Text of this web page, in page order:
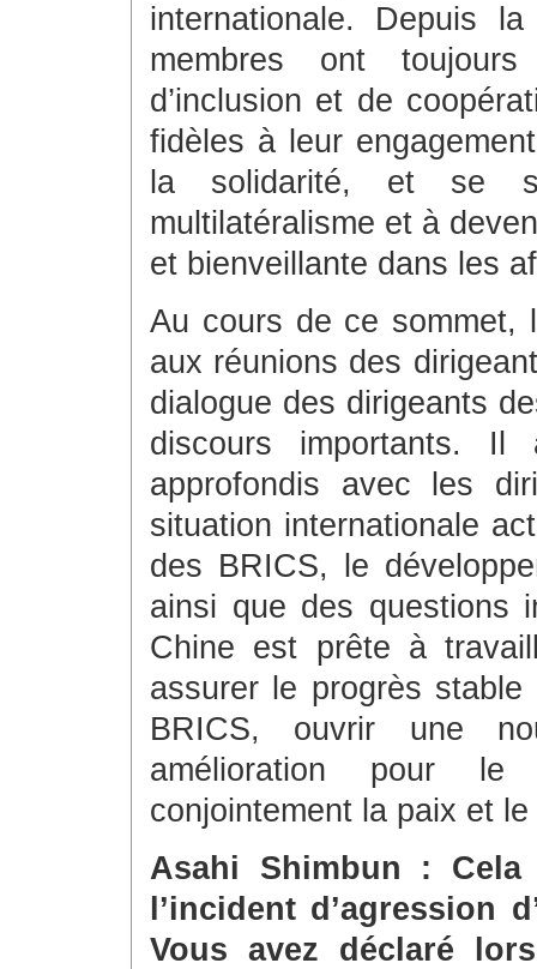
internationale. Depuis
membres ont toujours
d’inclusion et de
fidèles à leur
la solidarité, et se
multilatéralisme et à
et bienveillante dans les
Au cours de ce sommet,
aux réunions des
dialogue des dirigeants
discours importants. Il
approfondis avec les
situation internationale
des BRICS, le
ainsi que des questions
Chine est prête à
assurer le progrès
BRICS, ouvrir une
amélioration pour
conjointement la paix et
Asahi Shimbun :
l’incident d’agression
Vous avez déclaré